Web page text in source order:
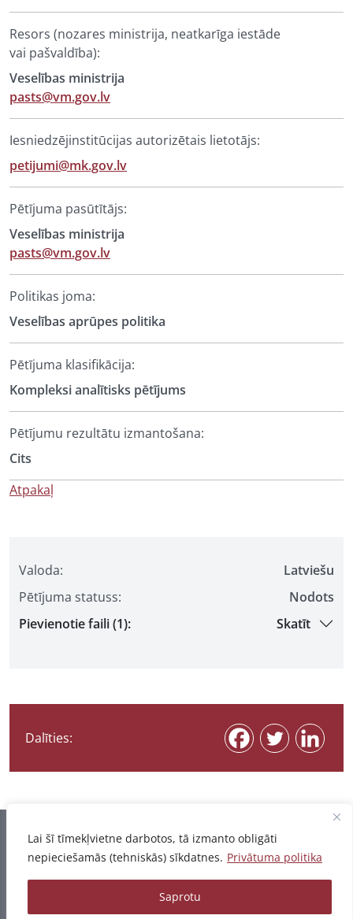
Lai šī tīmekļvietne darbotos, tā izmanto obligāti
nepieciešamās (tehniskās) sīkdatnes. Privātuma politika
Saprotu
Valoda:
Latviešu
Pētījuma statuss:
Nodots
Pievienotie faili (1):
Skatīt
Dalīties:
Resors (nozares ministrija, neatkarīga iestāde
vai pašvaldība):
Veselības ministrija
pasts@vm.gov.lv
Iesniedzējinstitūcijas autorizētais lietotājs:
petijumi@mk.gov.lv
Pētījuma pasūtītājs:
Veselības ministrija
pasts@vm.gov.lv
Politikas joma:
Veselības aprūpes politika
Pētījuma klasifikācija:
Kompleksi analītisks pētījums
Pētījumu rezultātu izmantošana:
Cits
Atpakaļ
Informācija pēdējo reizi atjaunota 03.08.2026
© 2026 - Pētījumu un publikāciju datubāze